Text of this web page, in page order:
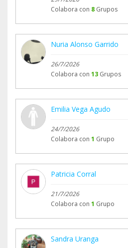
Colabora con 8 Grupos
Nuria Alonso Garrido
26/7/2026
Colabora con 13 Grupos
Emilia Vega Agudo
24/7/2026
Colabora con 1 Grupo
Patricia Corral
21/7/2026
Colabora con 1 Grupo
Sandra Uranga